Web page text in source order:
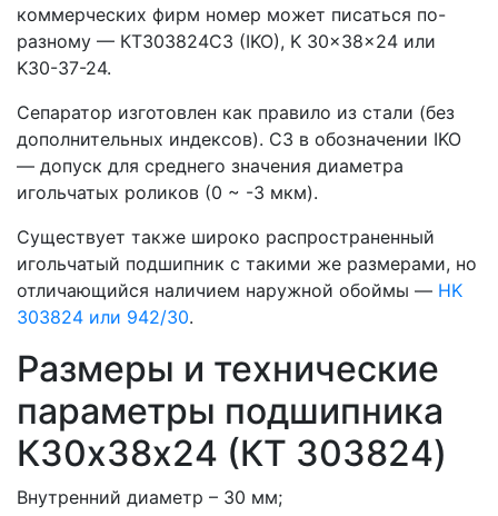
коммерческих фирм номер может писаться по-
разному — КT303824C3 (IKO), K 30x38x24 или
K30-37-24.
Сепаратор изготовлен как правило из стали (без
дополнительных индексов). C3 в обозначении IKO
— допуск для среднего значения диаметра
игольчатых роликов (0 ~ -3 мкм).
Существует также широко распространенный
игольчатый подшипник с такими же размерами, но
отличающийся наличием наружной обоймы — HK
303824 или 942/30.
Размеры и технические
параметры подшипника
К30х38х24 (КT 303824)
Внутренний диаметр – 30 мм;